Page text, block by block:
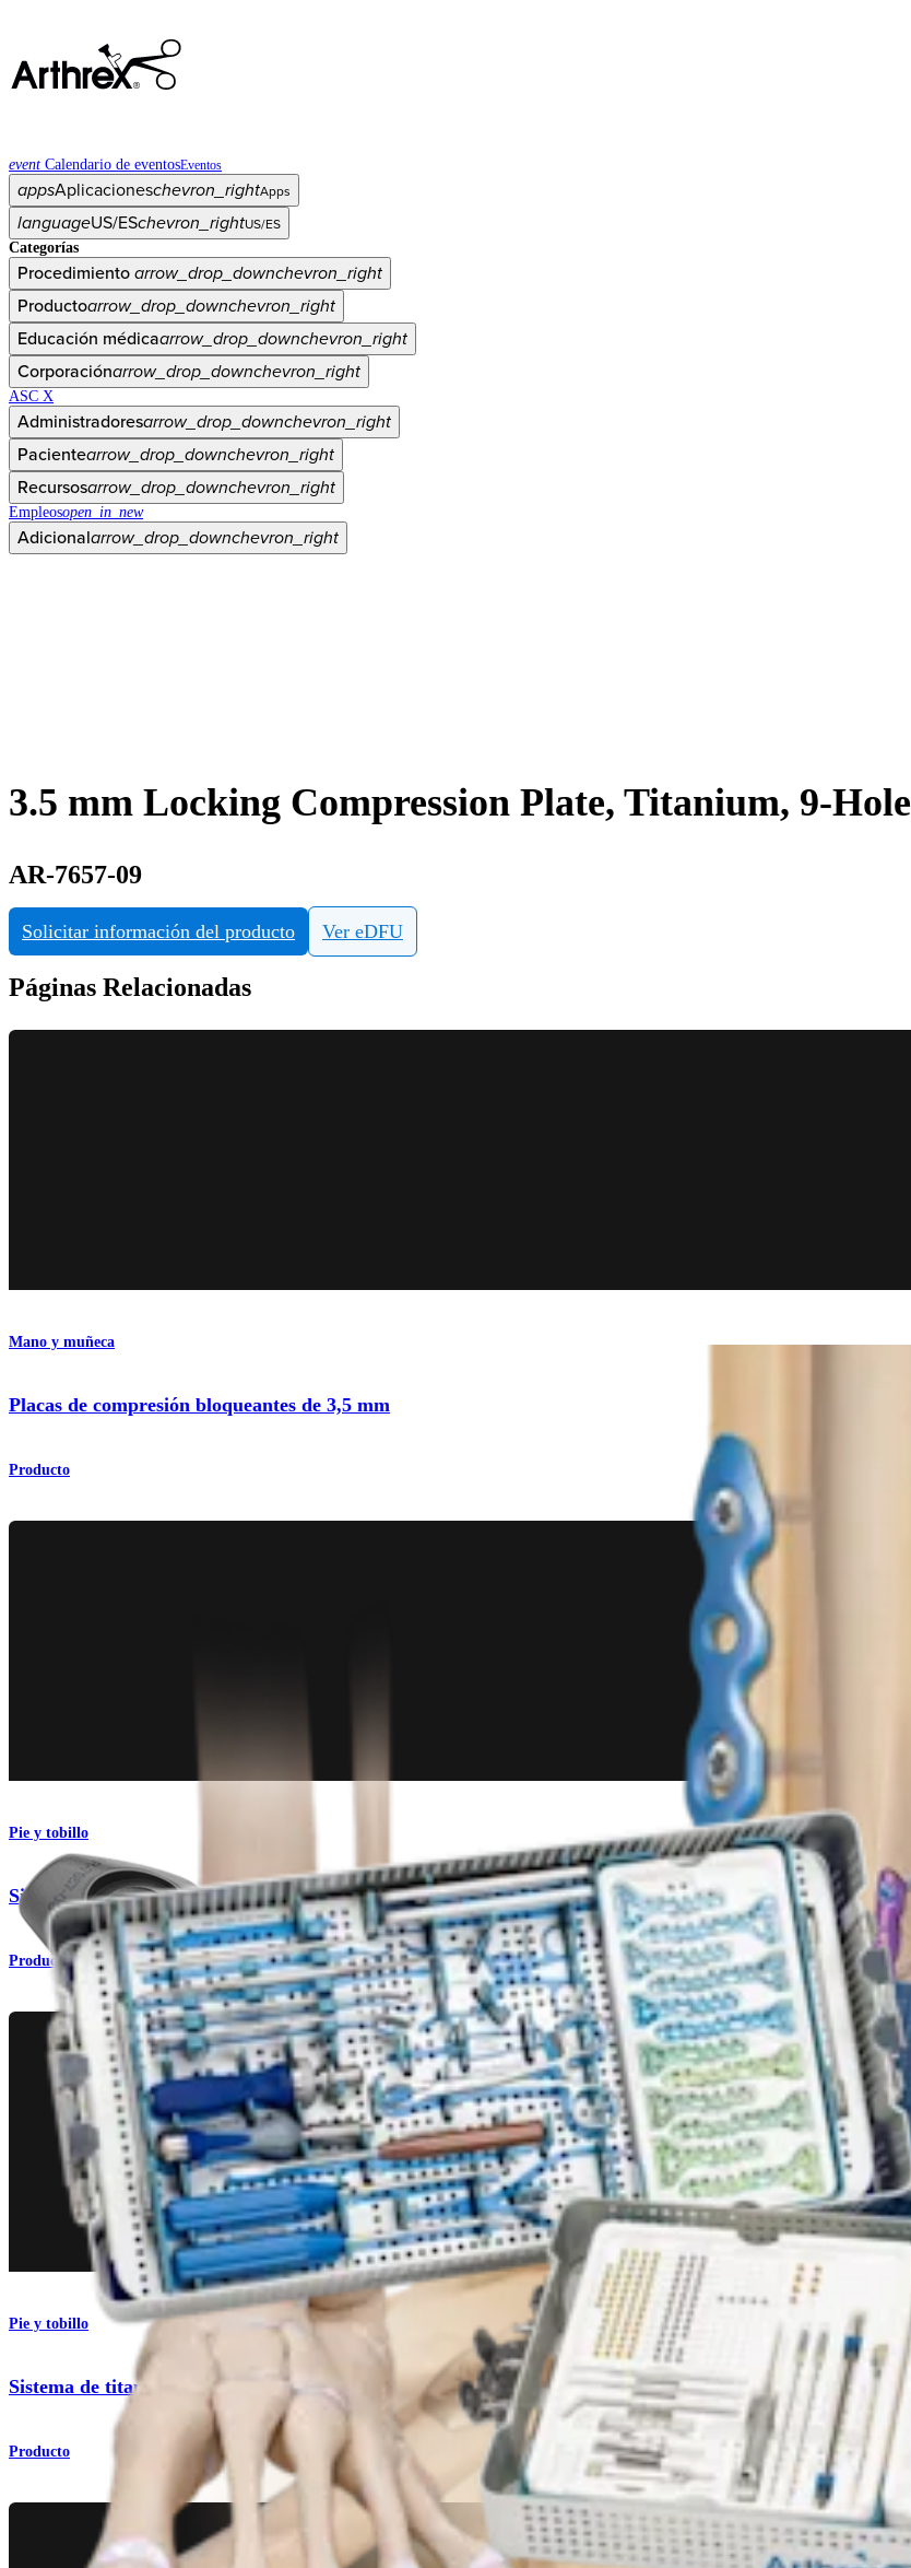
event Calendario de eventosEventos
appsAplicacioneschevron_rightApps
languageUS/ESchevron_rightUS/ES
Categorías
Procedimientoarrow_drop_downchevron_right
Productoarrow_drop_downchevron_right
Educación médicaarrow_drop_downchevron_right
Corporaciónarrow_drop_downchevron_right
ASC X
Administradoresarrow_drop_downchevron_right
Pacientearrow_drop_downchevron_right
Recursosarrow_drop_downchevron_right
Empleosopen_in_new
Adicionalarrow_drop_downchevron_right
3.5 mm Locking Compression Plate, Titanium, 9-Hole
AR-7657-09
Solicitar información del producto Ver eDFU
Páginas Relacionadas
Mano y muñeca
Placas de compresión bloqueantes de 3,5 mm
Producto
Pie y tobillo
Sistema de titanio para fracturas de tobillo
Producto
Pie y tobillo
Sistema de titanio para fracturas de tobillo
Producto